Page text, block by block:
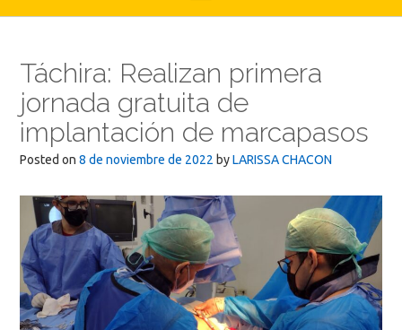
Táchira: Realizan primera
jornada gratuita de
implantación de marcapasos
Posted on 8 de noviembre de 2022 byLARISSA CHACON